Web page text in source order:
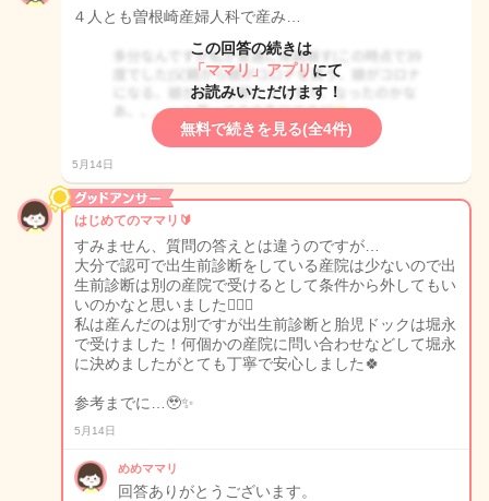
４人とも曽根崎産婦人科で産み…
この回答の続きは
「ママリ」アプリ にて
お読みいただけます！
無料で続きを見る(全4件)
5月14日
はじめてのママリ🔰
すみません、質問の答えとは違うのですが…
大分で認可で出生前診断をしている産院は少ないので出
生前診断は別の産院で受けるとして条件から外してもい
いのかなと思いました🙇‍♀️✨️
私は産んだのは別ですが出生前診断と胎児ドックは堀永
で受けました！何個かの産院に問い合わせなどして堀永
に決めましたがとても丁寧で安心しました🍀
参考までに…🥹✨️
5月14日
めめママリ
回答ありがとうございます。